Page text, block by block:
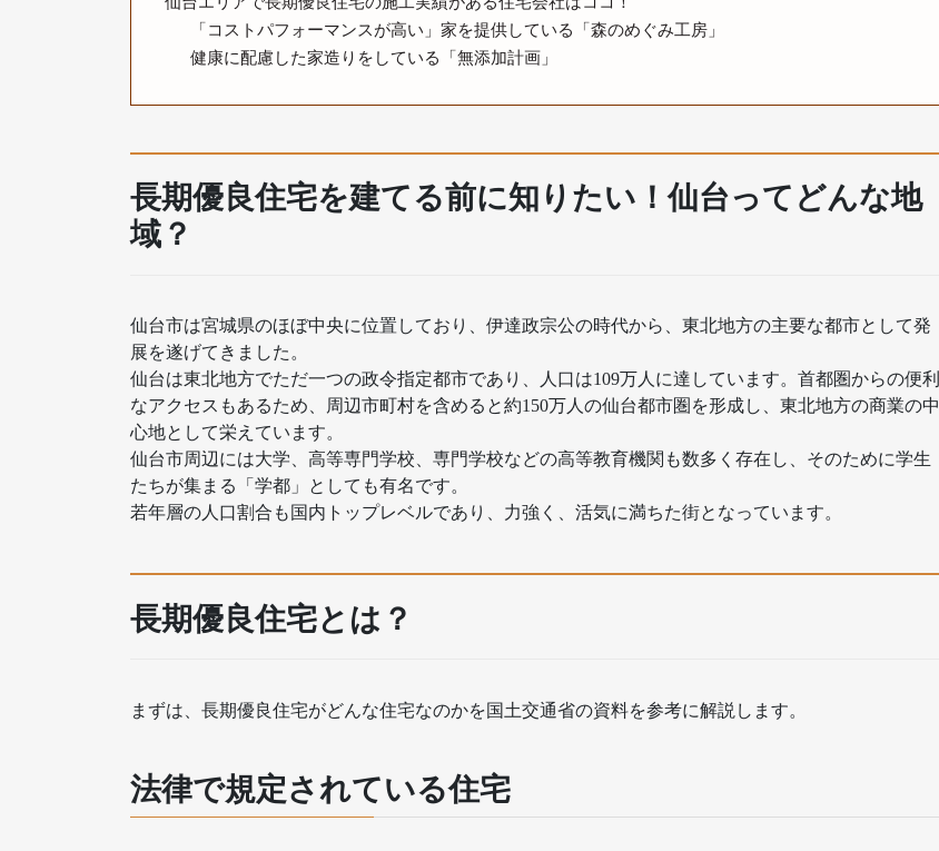
「コストパフォーマンスが高い」家を提供している「森のめぐみ工房」
健康に配慮した家造りをしている「無添加計画」
長期優良住宅を建てる前に知りたい！仙台ってどんな地
域？
仙台市は宮城県のほぼ中央に位置しており、伊達政宗公の時代から、東北地方の主要な都市として発
展を遂げてきました。
仙台は東北地方でただ一つの政令指定都市であり、人口は109万人に達しています。首都圏からの便利
なアクセスもあるため、周辺市町村を含めると約150万人の仙台都市圏を形成し、東北地方の商業の中
心地として栄えています。
仙台市周辺には大学、高等専門学校、専門学校などの高等教育機関も数多く存在し、そのために学生
たちが集まる「学都」としても有名です。
若年層の人口割合も国内トップレベルであり、力強く、活気に満ちた街となっています。
長期優良住宅とは？
まずは、長期優良住宅がどんな住宅なのかを国土交通省の資料を参考に解説します。
法律で規定されている住宅